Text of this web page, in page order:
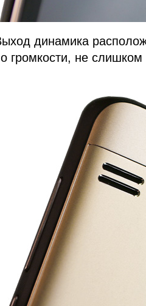
динамика
громкости, не